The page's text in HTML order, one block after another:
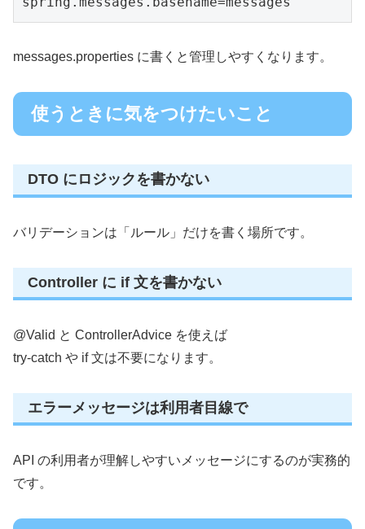
messages.properties に書くと管理しやすくなります。
使うときに気をつけたいこと
DTO にロジックを書かない
バリデーションは「ルール」だけを書く場所です。
Controller に if 文を書かない
@Valid と ControllerAdvice を使えば
try-catch や if 文は不要になります。
エラーメッセージは利用者目線で
API の利用者が理解しやすいメッセージにするのが実務的
です。